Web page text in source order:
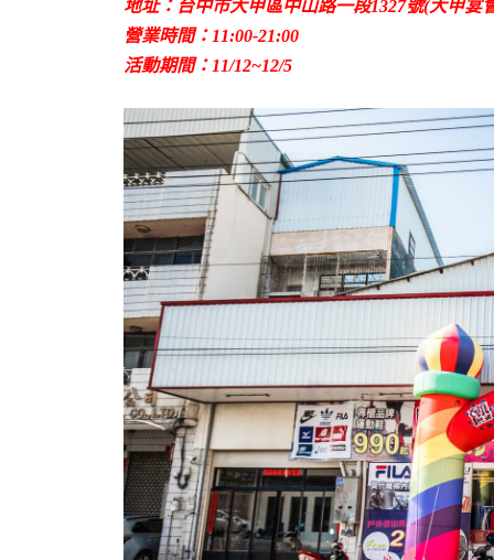
地址：台中市大甲區中山路一段1327號(大甲宴
營業時間：11:00-21:00
活動期間：11/12~12/5